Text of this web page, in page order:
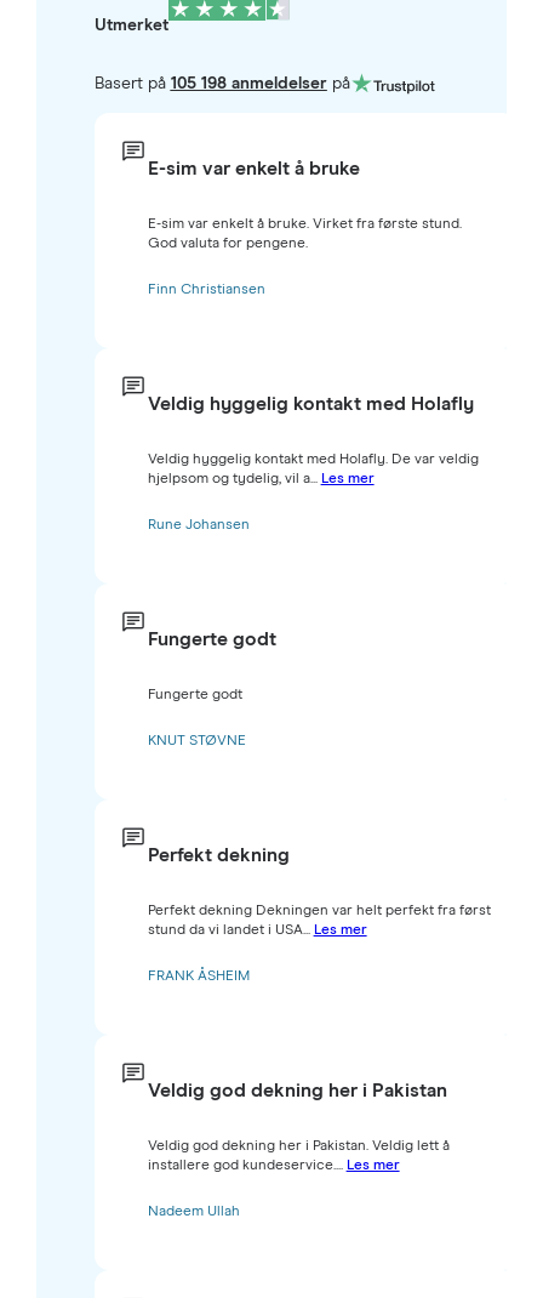
Utmerket
Basert på 105 198 anmeldelserpå
E-sim var enkelt å bruke
E-sim var enkelt å bruke. Virket fra første stund.
God valuta for pengene.
Finn Christiansen
Veldig hyggelig kontakt med Holafly
Veldig hyggelig kontakt med Holafly. De var veldig
hjelpsom og tydelig, vil a... Les mer
Rune Johansen
Fungerte godt
Fungerte godt
KNUT STØVNE
Perfekt dekning
Perfekt dekning Dekningen var helt perfekt fra først
stund da vi landet i USA... Les mer
FRANK ÅSHEIM
Veldig god dekning her i Pakistan
Veldig god dekning her i Pakistan. Veldig lett å
installere god kundeservice.... Les mer
Nadeem Ullah